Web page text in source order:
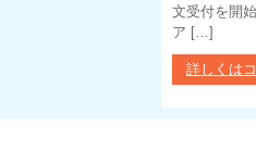
文受付を開
ア […]
詳しくは